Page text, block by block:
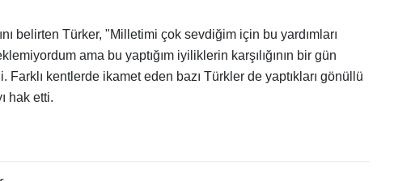
belirten Türker, "Milletimi çok sevdiğim için bu yardımları
ama bu yaptığım iyiliklerin karşılığının bir gün
kentlerde ikamet eden bazı Türkler de yaptıkları gönüllü
hak etti.